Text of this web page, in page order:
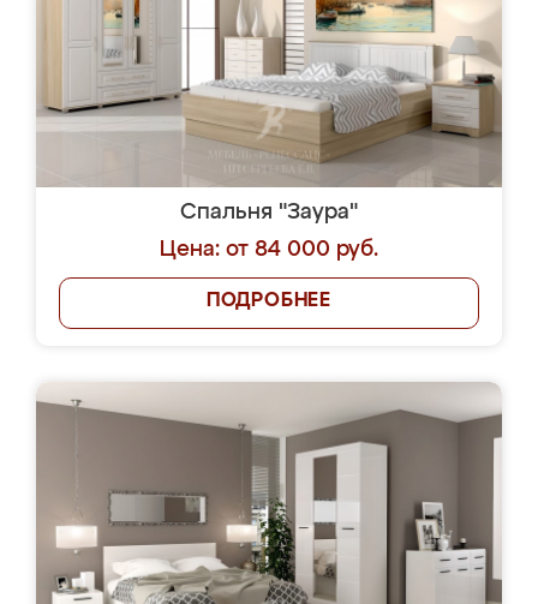
Спальня "Заура"
Цена: от 84 000 руб.
ПОДРОБНЕЕ